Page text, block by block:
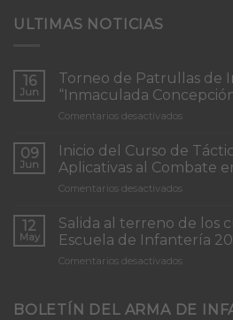
ULTIMAS NOTICIAS
16
Jun
Torneo de Patrullas de
“Inmaculada
Comentarios desactivadosen
de
Patrullas
de
Infantería
09
Jun
Inicio del Curso de
Aplicativas al Combate
Comentarios desactivadosen
del
Curso
de
Tácticas
Aplicativas
12
May
Salida al terreno de los
Escuela de Infantería
Comentarios desactivadosen
terreno
BOLETÍN DEL ARMA DE